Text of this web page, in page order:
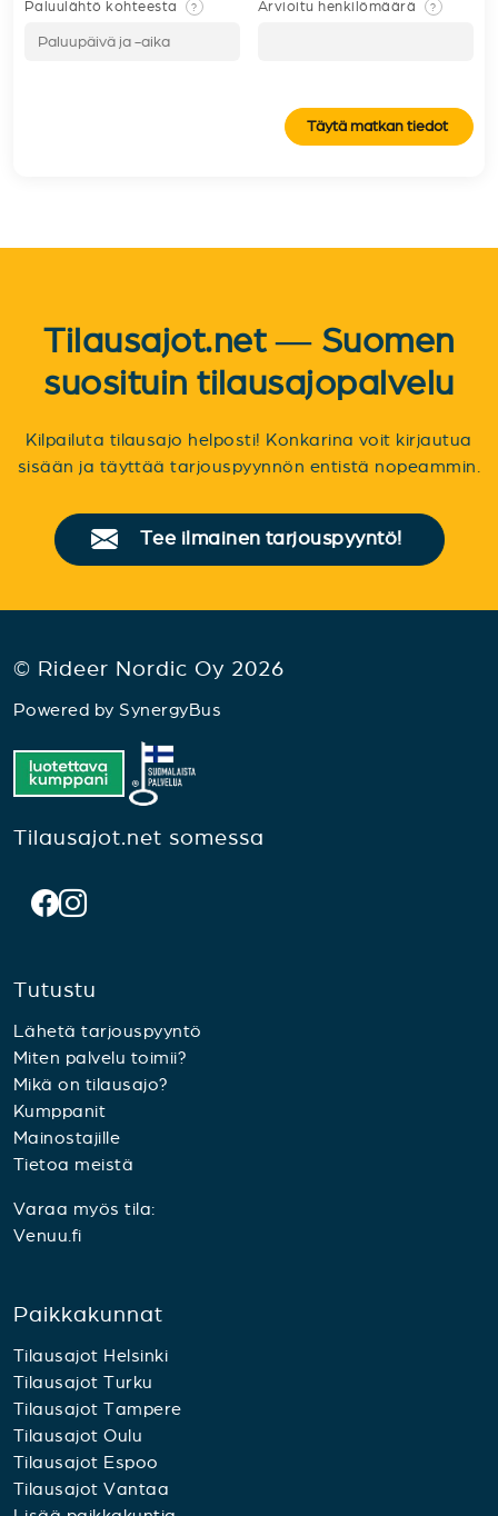
Paluulähtö kohteesta ? Arvioitu henkilömäärä ?
Täytä matkan tiedot
Tilausajot.net — Suomen
suosituin tilausajopalvelu
Kilpailuta tilausajo helposti! Konkarina voit kirjautua
sisään ja täyttää tarjouspyynnön entistä nopeammin.
Tee ilmainen tarjouspyyntö!
© Rideer Nordic Oy 2026
Powered by SynergyBus
Tilausajot.net somessa
Tutustu
Lähetä tarjouspyyntö
Miten palvelu toimii?
Mikä on tilausajo?
Kumppanit
Mainostajille
Tietoa meistä
Varaa myös tila:
Venuu.fi
Paikkakunnat
Tilausajot Helsinki
Tilausajot Turku
Tilausajot Tampere
Tilausajot Oulu
Tilausajot Espoo
Tilausajot Vantaa